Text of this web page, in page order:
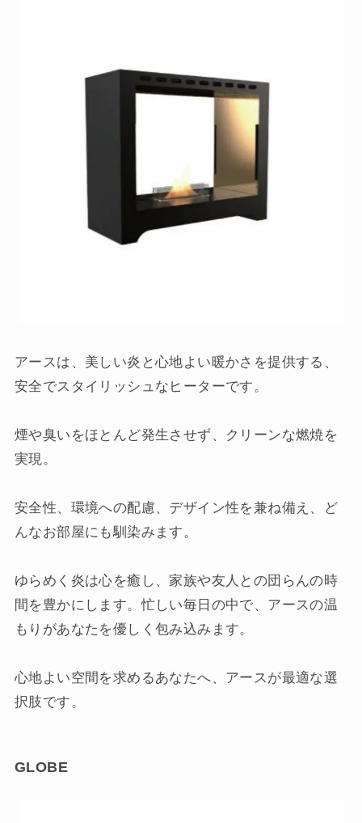
アースは、美しい炎と心地よい暖かさを提供する、
安全でスタイリッシュなヒーターです。
煙や臭いをほとんど発生させず、クリーンな燃焼を
実現。
安全性、環境への配慮、デザイン性を兼ね備え、ど
んなお部屋にも馴染みます。
ゆらめく炎は心を癒し、家族や友人との団らんの時
間を豊かにします。忙しい毎日の中で、アースの温
もりがあなたを優しく包み込みます。
心地よい空間を求めるあなたへ、アースが最適な選
択肢です。
GLOBE